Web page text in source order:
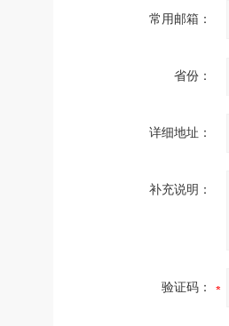
常用邮箱：
省份：
详细地址：
补充说明：
验证码：